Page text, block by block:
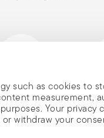
such as cookies to
measurement,
Your privacy
withdraw your
Altagamma